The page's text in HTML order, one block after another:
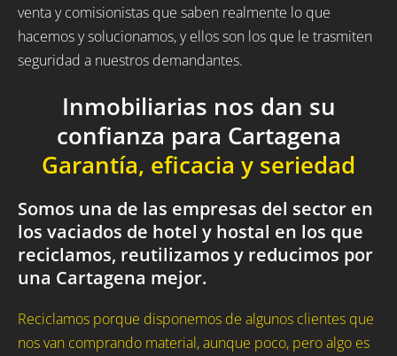
venta y comisionistas que saben realmente lo que
hacemos y solucionamos, y ellos son los que le trasmiten
seguridad a nuestros demandantes.
Inmobiliarias nos dan su
confianza para Cartagena
Garantía, eficacia y seriedad
Somos una de las empresas del sector en
los vaciados de hotel y hostal en los que
reciclamos, reutilizamos y reducimos por
una Cartagena mejor.
Reciclamos porque disponemos de algunos clientes que
nos van comprando material, aunque poco, pero algo es